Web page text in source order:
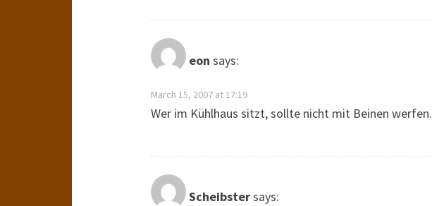
eon says:
March 15, 2007 at 17:19
Wer im Kühlhaus sitzt, sollte nicht mit Beinen werfen.
Scheibstersays: